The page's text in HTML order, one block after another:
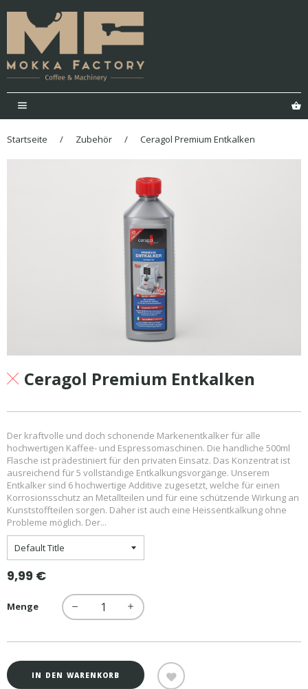
Startseite / Zubehör / Ceragol Premium Entkalken
Ceragol Premium Entkalken
Der kraftvolle und doch schonende Markenentkalker für alle
hochwertigen Kaffee- und Espressomaschinen. Die handliche 500ml
Flasche ist prädestiniert für den privaten Einsatz. Das Konzentrat ist
ausreichend für 5 vollständige Entkalkungsvorgänge. Unserem
Entkalker sind 6 hochwertige Additive zugesetzt, welche für einen
Korrosionsschutz an Metallteilen und für eine schützende Wirkung an
Kunststoffteilen sorgen. Daher ist auch eine Heissentkalkung ohne
Probleme möglich. Der...
Normaler
Preis
9,99 €
Menge
− +
IN DEN WARENKORB